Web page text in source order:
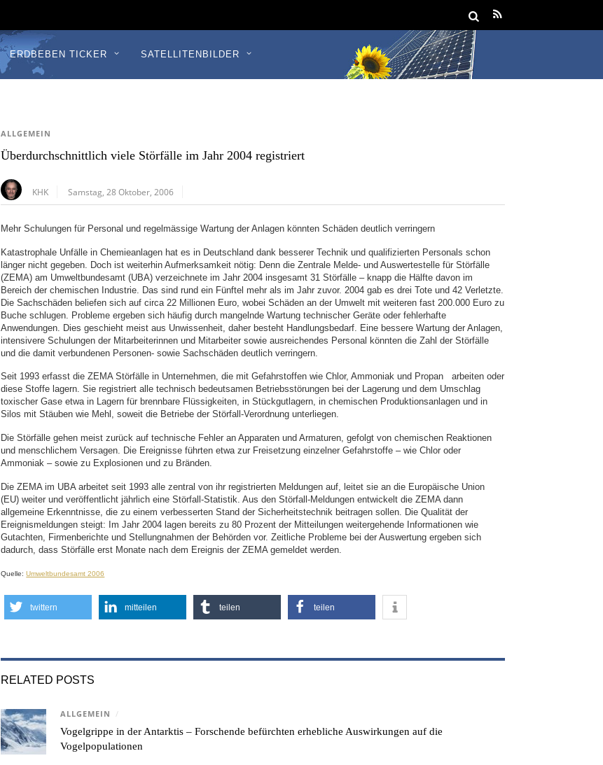
ERDBEBEN TICKER SATELLITENBILDER
ALLGEMEIN
Überdurchschnittlich viele Störfälle im Jahr 2004 registriert
KHK Samstag, 28 Oktober, 2006
Mehr Schulungen für Personal und regelmässige Wartung der Anlagen könnten Schäden deutlich verringern
Katastrophale Unfälle in Chemieanlagen hat es in Deutschland dank besserer Technik und qualifizierten Personals schon
länger nicht gegeben. Doch ist weiterhin Aufmerksamkeit nötig: Denn die Zentrale Melde- und Auswertestelle für Störfälle
(ZEMA) am Umweltbundesamt (UBA) verzeichnete im Jahr 2004 insgesamt 31 Störfälle – knapp die Hälfte davon im
Bereich der chemischen Industrie. Das sind rund ein Fünftel mehr als im Jahr zuvor. 2004 gab es drei Tote und 42 Verletzte.
Die Sachschäden beliefen sich auf circa 22 Millionen Euro, wobei Schäden an der Umwelt mit weiteren fast 200.000 Euro zu
Buche schlugen. Probleme ergeben sich häufig durch mangelnde Wartung technischer Geräte oder fehlerhafte
Anwendungen. Dies geschieht meist aus Unwissenheit, daher besteht Handlungsbedarf. Eine bessere Wartung der Anlagen,
intensivere Schulungen der Mitarbeiterinnen und Mitarbeiter sowie ausreichendes Personal könnten die Zahl der Störfälle
und die damit verbundenen Personen- sowie Sachschäden deutlich verringern.
Seit 1993 erfasst die ZEMA Störfälle in Unternehmen, die mit Gefahrstoffen wie Chlor, Ammoniak und Propan arbeiten oder
diese Stoffe lagern. Sie registriert alle technisch bedeutsamen Betriebsstörungen bei der Lagerung und dem Umschlag
toxischer Gase etwa in Lagern für brennbare Flüssigkeiten, in Stückgutlagern, in chemischen Produktionsanlagen und in
Silos mit Stäuben wie Mehl, soweit die Betriebe der Störfall-Verordnung unterliegen.
Die Störfälle gehen meist zurück auf technische Fehler an Apparaten und Armaturen, gefolgt von chemischen Reaktionen
und menschlichem Versagen. Die Ereignisse führten etwa zur Freisetzung einzelner Gefahrstoffe – wie Chlor oder
Ammoniak – sowie zu Explosionen und zu Bränden.
Die ZEMA im UBA arbeitet seit 1993 alle zentral von ihr registrierten Meldungen auf, leitet sie an die Europäische Union
(EU) weiter und veröffentlicht jährlich eine Störfall-Statistik. Aus den Störfall-Meldungen entwickelt die ZEMA dann
allgemeine Erkenntnisse, die zu einem verbesserten Stand der Sicherheitstechnik beitragen sollen. Die Qualität der
Ereignismeldungen steigt: Im Jahr 2004 lagen bereits zu 80 Prozent der Mitteilungen weitergehende Informationen wie
Gutachten, Firmenberichte und Stellungnahmen der Behörden vor. Zeitliche Probleme bei der Auswertung ergeben sich
dadurch, dass Störfälle erst Monate nach dem Ereignis der ZEMA gemeldet werden.
Quelle:Umweltbundesamt 2006
twittern mitteilen teilen teilen
RELATED POSTS
ALLGEMEIN /
Vogelgrippe in der Antarktis – Forschende befürchten erhebliche Auswirkungen auf die
Vogelpopulationen